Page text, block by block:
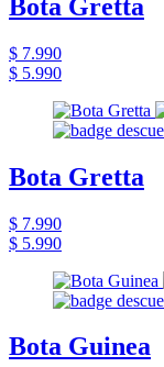
Bota Gretta
$ 7.990
$ 5.990
Bota Gretta
$ 7.990
$ 5.990
Bota Guinea